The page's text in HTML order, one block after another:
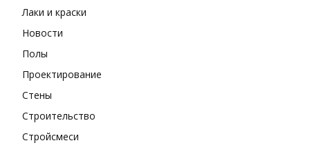
Лаки и краски
Новости
Полы
Проектирование
Стены
Строительство
Стройсмеси